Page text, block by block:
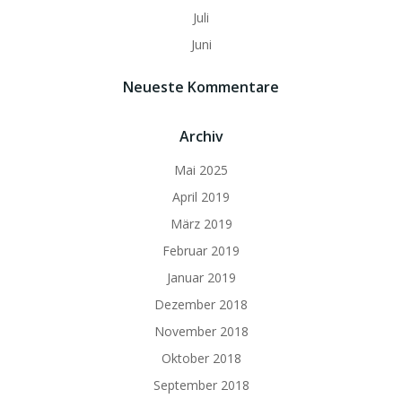
Juli
Juni
Neueste Kommentare
Archiv
Mai 2025
April 2019
März 2019
Februar 2019
Januar 2019
Dezember 2018
November 2018
Oktober 2018
September 2018